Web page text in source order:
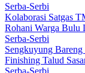
Serba-Serbi
Kolaborasi Satgas
Rohani Warga Bulu
Serba-Serbi
Sengkuyung
Finishing Talud
Serba-Serbi